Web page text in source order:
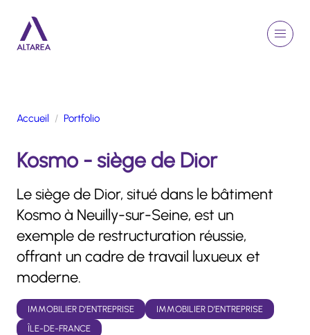
Menu
ACTIVITÉS
TALENTS
FINANCE
NEWSROOM
PORTFOLIO
Rechercher
Accueil Portfolio
Kosmo - siège de Dior
Le siège de Dior, situé dans le bâtiment
Kosmo à Neuilly-sur-Seine, est un
exemple de restructuration réussie,
offrant un cadre de travail luxueux et
moderne.
IMMOBILIER D’ENTREPRISE
IMMOBILIER D’ENTREPRISE
ÎLE-DE-FRANCE